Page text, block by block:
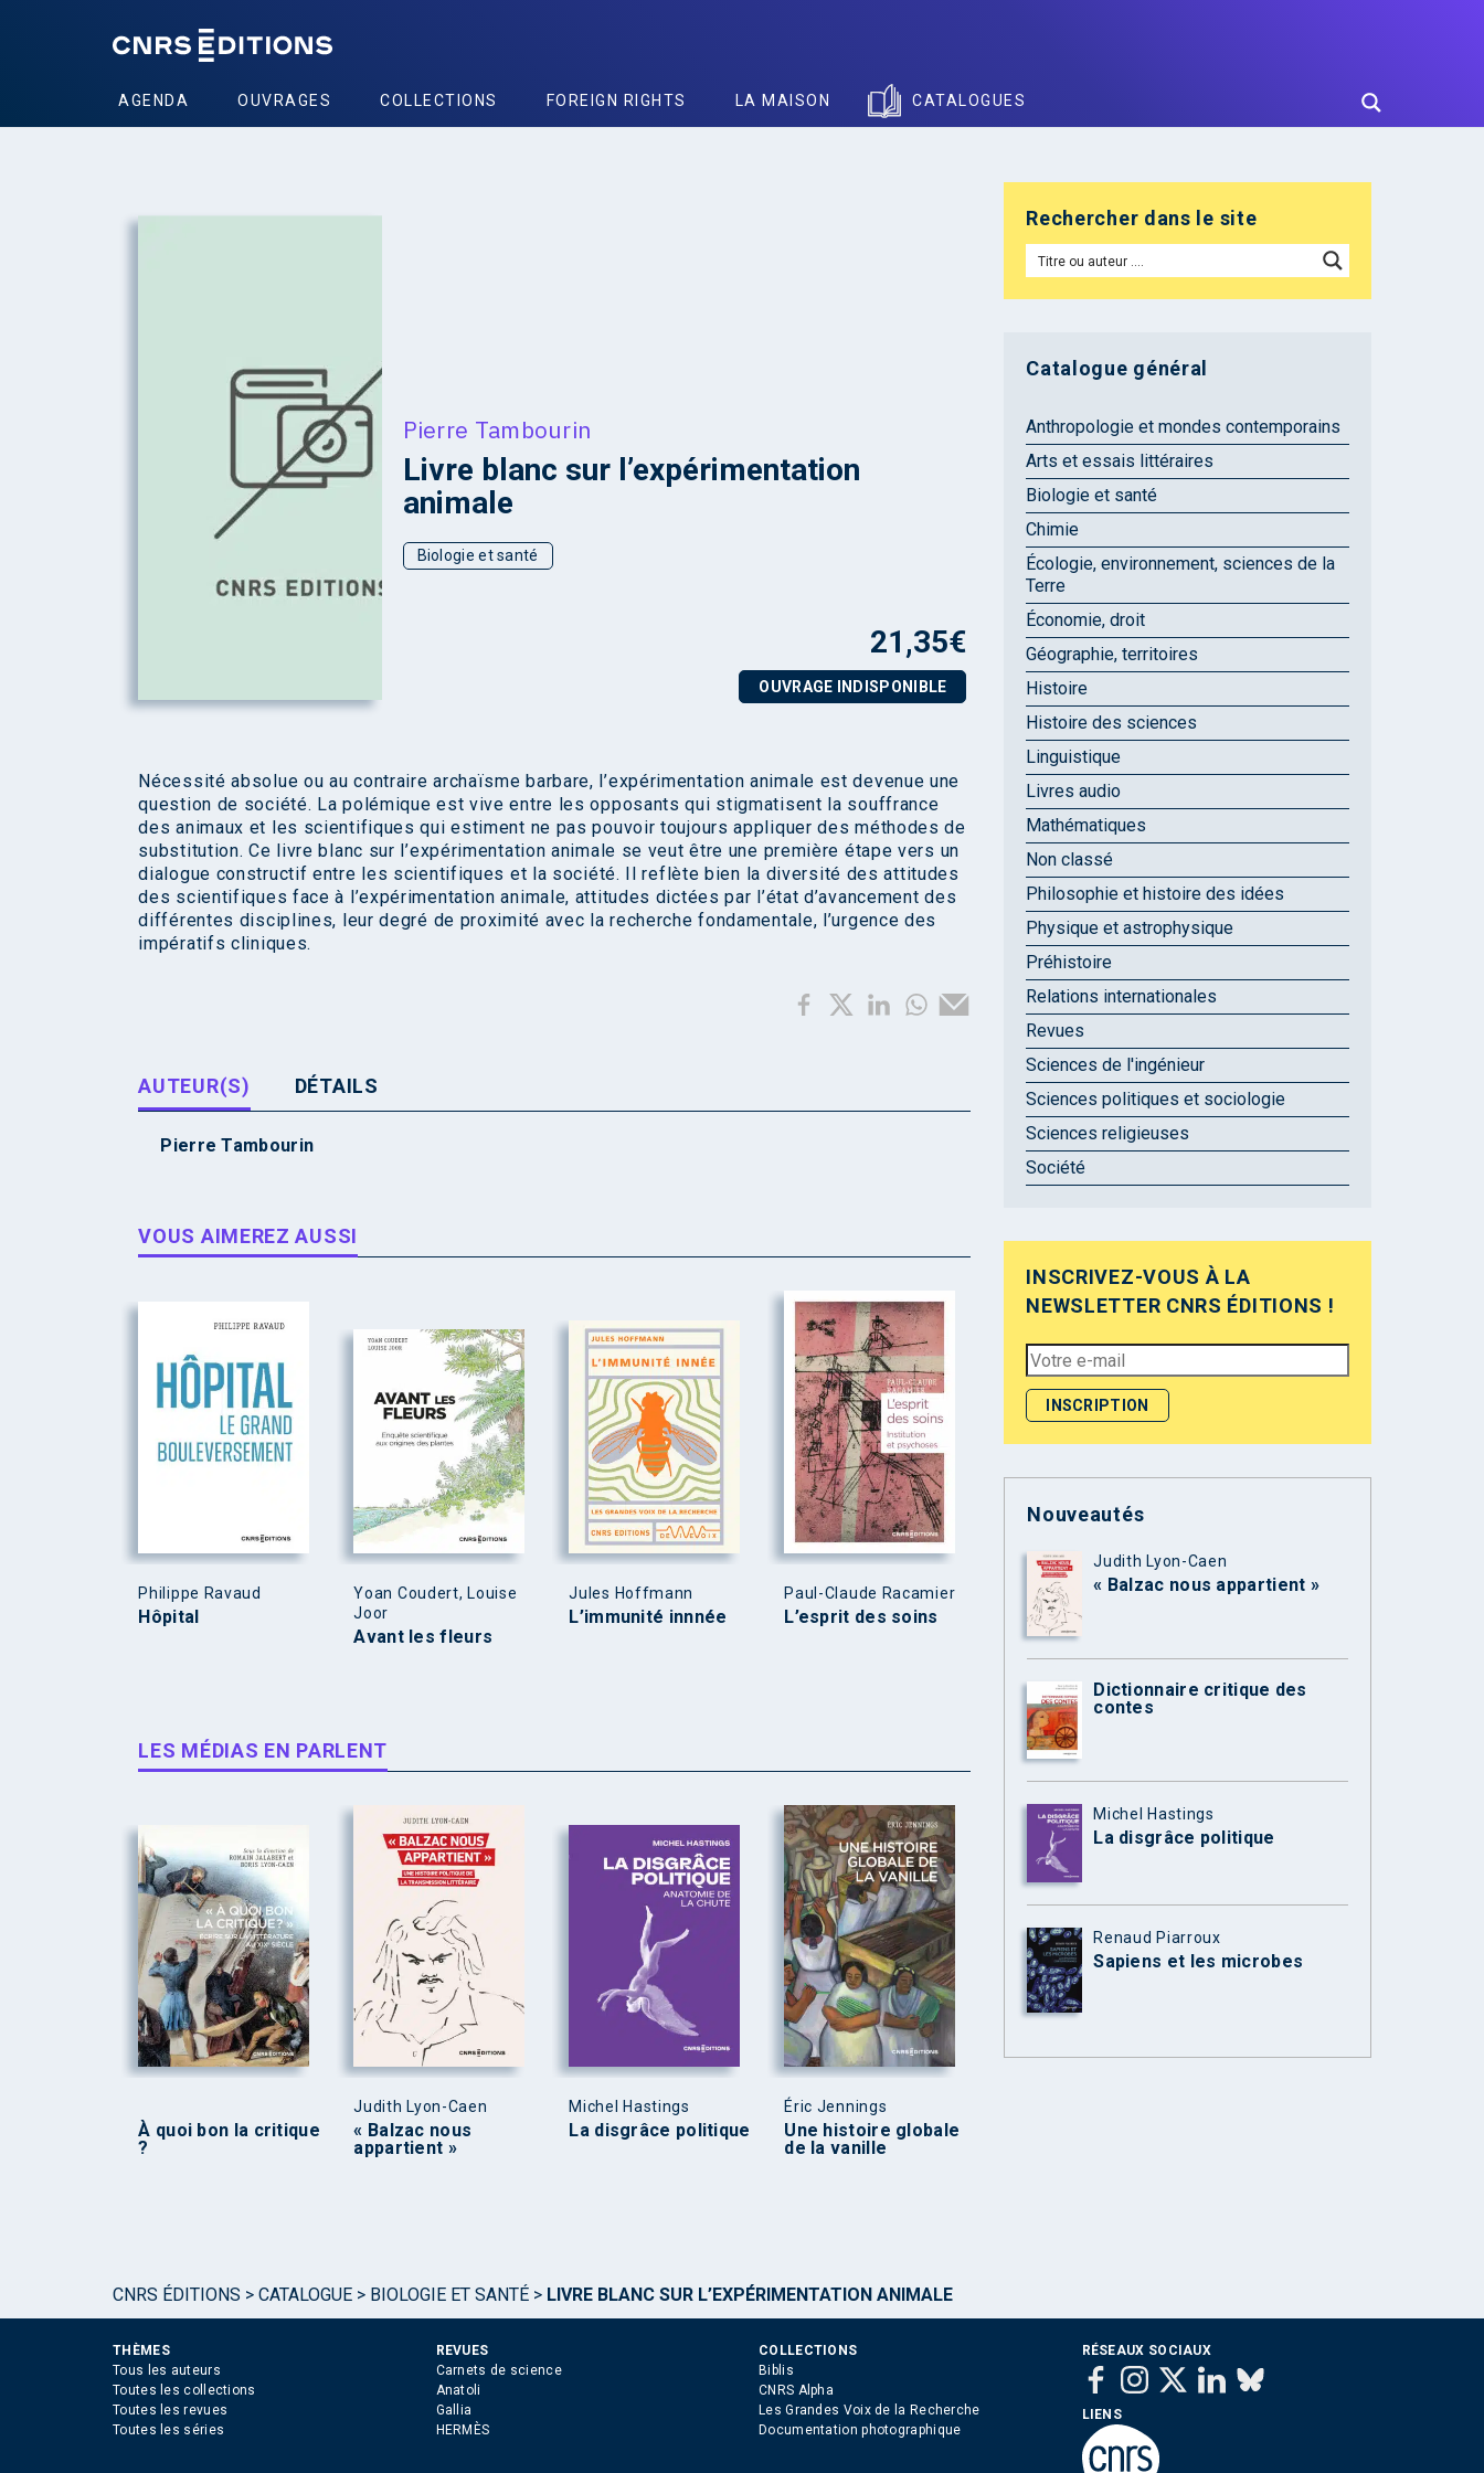
AGENDA OUVRAGES COLLECTIONS FOREIGN RIGHTS LA MAISON CATALOGUES
Pierre Tambourin
Livre blanc sur l’expérimentation
animale
Biologie et santé
21,35€
OUVRAGE INDISPONIBLE
Nécessité absolue ou au contraire archaïsme barbare, l’expérimentation animale est devenue une
question de société. La polémique est vive entre les opposants qui stigmatisent la souffrance
des animaux et les scientifiques qui estiment ne pas pouvoir toujours appliquer des méthodes de
substitution. Ce livre blanc sur l’expérimentation animale se veut être une première étape vers un
dialogue constructif entre les scientifiques et la société. Il reflète bien la diversité des attitudes
des scientifiques face à l’expérimentation animale, attitudes dictées par l’état d’avancement des
différentes disciplines, leur degré de proximité avec la recherche fondamentale, l’urgence des
impératifs cliniques.
AUTEUR(S) DÉTAILS
Pierre Tambourin
VOUS AIMEREZ AUSSI
Philippe Ravaud
Hôpital
Yoan Coudert, Louise
Joor
Avant les fleurs
Jules Hoffmann
L’immunité innnée
Paul-Claude Racamier
L’esprit des soins
LES MÉDIAS EN PARLENT
À quoi bon la critique
?
Judith Lyon-Caen
« Balzac nous
appartient »
Michel Hastings
La disgrâce politique
Éric Jennings
Une histoire globale
de la vanille
Rechercher dans le site
Catalogue général
Anthropologie et mondes contemporains
Arts et essais littéraires
Biologie et santé
Chimie
Écologie, environnement, sciences de la
Terre
Économie, droit
Géographie, territoires
Histoire
Histoire des sciences
Linguistique
Livres audio
Mathématiques
Non classé
Philosophie et histoire des idées
Physique et astrophysique
Préhistoire
Relations internationales
Revues
Sciences de l'ingénieur
Sciences politiques et sociologie
Sciences religieuses
Société
INSCRIVEZ-VOUS À LA
NEWSLETTER CNRS ÉDITIONS !
Nouveautés
Judith Lyon-Caen
« Balzac nous appartient »
Dictionnaire critique des
contes
Michel Hastings
La disgrâce politique
Renaud Piarroux
Sapiens et les microbes
CNRS ÉDITIONS > CATALOGUE > BIOLOGIE ET SANTÉ > LIVRE BLANC SUR L’EXPÉRIMENTATION ANIMALE
THÈMES
Tous les auteurs
Toutes les collections
Toutes les revues
Toutes les séries
REVUES
Carnets de science
Anatoli
Gallia
HERMÈS
COLLECTIONS
Biblis
CNRS Alpha
Les Grandes Voix de la Recherche
Documentation photographique
RÉSEAUX SOCIAUX
LIENS